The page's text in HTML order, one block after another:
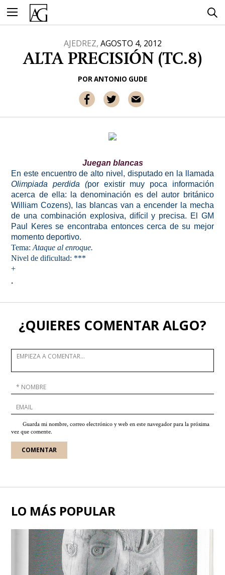
contenido
AJEDREZ, AGOSTO 4, 2012
ALTA PRECISIÓN (TC.8)
PORANTONIO GUDE
Juegan blancas
En este encuentro de alto nivel, disputado en la llamada
Olimpiada perdida (por existir muy poca información
acerca de ella: la denominación es del autor británico
William Cozens), las blancas van a encender la mecha
de una combinación explosiva, difícil y precisa. El GM
Paul Keres se encontraba entonces cerca de su mejor
momento deportivo.
Tema:Ataque al enroque.
Nivel de dificultad: ***
+
.
¿QUIERES COMENTAR ALGO?
Guarda mi nombre, correo electrónico y web en este navegador para la próxima
vez que comente.
LO MÁS POPULAR